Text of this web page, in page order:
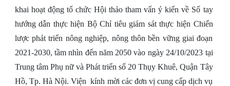
khai hoạt động tổ chức Hội thảo tham vấn ý kiến về Sổ tay
hướng dẫn thực hiện Bộ Chỉ tiêu giám sát thực hiện Chiến
lược phát triển nông nghiệp, nông thôn bền vững giai đoạn
2021-2030, tầm nhìn đến năm 2050 vào ngày 24/10/2023 tại
Trung tâm Phụ nữ và Phát triển số 20 Thụy Khuê, Quận Tây
Hồ, Tp. Hà Nội. Viện kính mời các đơn vị cung cấp dịch vụ